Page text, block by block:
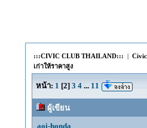
:::CIVIC CLUB THAILAND::: |
เก่าให้ราคาสูง
หน้า: 1 [2] 3 4 ... 11
ผู้เขียน
aoi-honda